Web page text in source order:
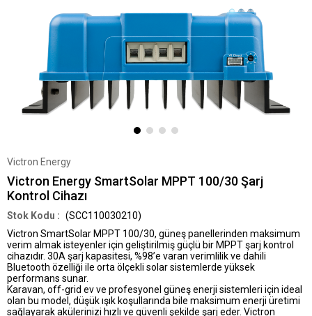
Victron Energy
Victron Energy SmartSolar MPPT 100/30 Şarj
Kontrol Cihazı
(SCC110030210)
Victron SmartSolar MPPT 100/30, güneş panellerinden maksimum
verim almak isteyenler için geliştirilmiş güçlü bir MPPT şarj kontrol
cihazıdır. 30A şarj kapasitesi, %98’e varan verimlilik ve dahili
Bluetooth özelliği ile orta ölçekli solar sistemlerde yüksek
performans sunar.
Karavan, off-grid ev ve profesyonel güneş enerji sistemleri için ideal
olan bu model, düşük ışık koşullarında bile maksimum enerji üretimi
sağlayarak akülerinizi hızlı ve güvenli şekilde şarj eder. Victron